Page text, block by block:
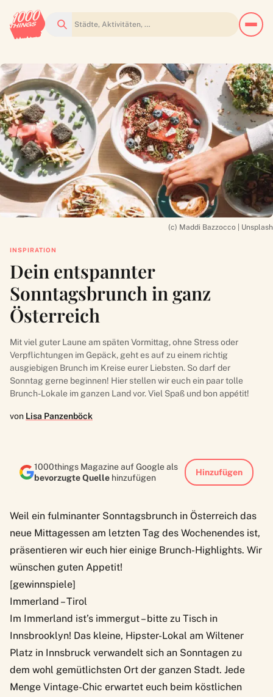
Suchen
(c) Maddi Bazzocco | Unsplash
INSPIRATION
Dein entspannter
Sonntagsbrunch in ganz
Österreich
Mit viel guter Laune am späten Vormittag, ohne Stress oder
Verpflichtungen im Gepäck, geht es auf zu einem richtig
ausgiebigen Brunch im Kreise eurer Liebsten. So darf der
Sonntag gerne beginnen! Hier stellen wir euch ein paar tolle
Brunch-Lokale im ganzen Land vor. Viel Spaß und bon appétit!
von Lisa Panzenböck
1000things Magazine auf Google als
bevorzugte Quelle hinzufügen
Hinzufügen
Weil ein fulminanter Sonntagsbrunch in Österreich das
neue Mittagessen am letzten Tag des Wochenendes ist,
präsentieren wir euch hier einige Brunch-Highlights. Wir
wünschen guten Appetit!
[gewinnspiele]
Immerland – Tirol
Im Immerland ist’s immergut – bitte zu Tisch in
Innsbrooklyn! Das kleine, Hipster-Lokal am Wiltener
Platz in Innsbruck verwandelt sich an Sonntagen zu
dem wohl gemütlichsten Ort der ganzen Stadt. Jede
Menge Vintage-Chic erwartet euch beim köstlichen